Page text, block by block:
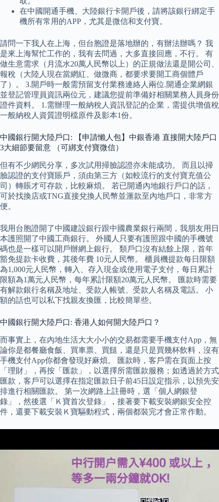
在中國開通手機、大陸銀行卡開戶後，請將該銀行綁定手
機所有常用的APP，尤其是微信和支付寶。
請問一下我人在上海，但台胞證是落地辦的，有辦法辦嗎？ 我
是來上海幫忙工作的，我有去問過，大多直接回應，不行。 有
做生意需求（月流水20萬人民幣以上）的正規做法還是開公司、
報稅（大陸人現在當網紅、做微商，都要求要開工商個體戶
了）。 3.開戶時一般需預留支付業務連絡人兩位.開通企業網銀
並登記管理員資訊兩位元，建議您提前準備好相關業務人員身份
證件資料。 1.需辦理一般納稅人資訊登記的企業，需提供增值稅
一般納稅人資質證明檔原件及影本1份。
中國銀行開大陸戶口: 【申請懶人包】中銀香港 直接開大陸戶口
3大細節要留意 （可綁支付寶微信）
但有不少網民分享，多次試用掃臉認證亦未能成功。 而且以掃
臉認證的支付寶賬戶，須由第三方（如較流行的支付寶充值公
司）轉賬才可存款，比較麻煩。 若已開通內地銀行戶口的話，
可於找換店或TNG直接兌換人民幣並滙款至內地戶口，非常方
便。
我用台胞證開了中國建設銀行跟中國農業銀行兩間，我朋友用日
本護照開了中國工商銀行。 外國人只要有護照跟中國的手機號
碼也是一樣可以開戶辦網上銀行。 類戶口沒有結餘上限，首年
豁免提款卡收費，其後年費 10元人民幣。 櫃員機提款每日限額
為1,000元人民幣，轉入、存入現金或使用電子支付，每日累計
限額為1萬元人民幣，每年累計限額20萬元人民幣。 匯款時需要
有解款銀行名稱及地址、受款人帳號、受款人名稱及電話。 小
額的話也可以私下找親友換匯，比較簡單些。
中國銀行開大陸戶口: 香港人如何開大陸戶口？
而事實上，在內地生活大大小小的交易都需要手機支付App，無
論你是都餐廳食飯、買車票、買餸，還是只是買幾杯飲料，沒有
手機支付App你都會發現好麻煩。 匯款時，客戶需在頁面上按
「理財」，再按「匯款」，以選擇所需匯款服務；如透過於方式
匯款，客戶可以選擇在指定匯款日子前45日設定指示，以預先安
排進行相關匯款。 第一次網路上註冊時，選「個人網銀登
錄」，然後選「Ｋ寶首次登錄」，接著要下載安裝網銀安全控
件，還要下載安裝Ｋ寶驅動程式，兩個都裝完才會正常作動。